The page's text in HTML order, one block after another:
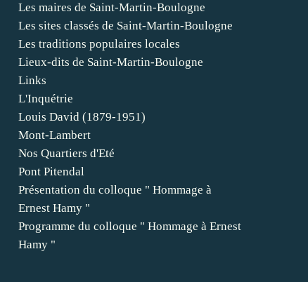
Les maires de Saint-Martin-Boulogne
Les sites classés de Saint-Martin-Boulogne
Les traditions populaires locales
Lieux-dits de Saint-Martin-Boulogne
Links
L'Inquétrie
Louis David (1879-1951)
Mont-Lambert
Nos Quartiers d'Eté
Pont Pitendal
Présentation du colloque " Hommage à
Ernest Hamy "
Programme du colloque " Hommage à Ernest
Hamy "